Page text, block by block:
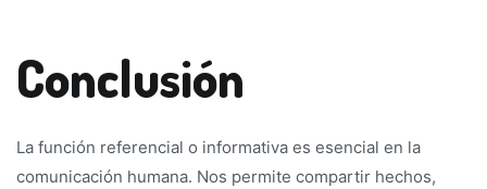
Conclusión
La función referencial o informativa es esencial en la
comunicación humana. Nos permite compartir hechos,